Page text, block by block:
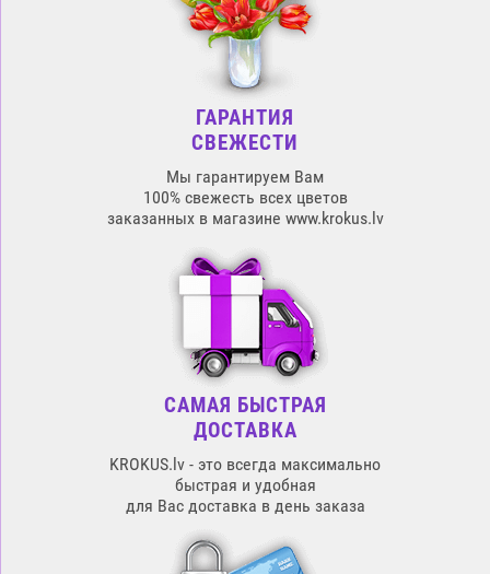
ГАРАНТИЯ
СВЕЖЕСТИ
Мы гарантируем Вам
100% свежесть всех цветов
заказанных в магазине www.krokus.lv
САМАЯ БЫСТРАЯ
ДОСТАВКА
KROKUS.lv - это всегда максимально
быстрая и удобная
для Вас доставка в день заказа